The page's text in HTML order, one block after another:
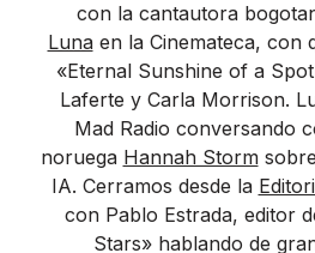
con la cantautora
Lunaen la Cinemateca, con
«Eternal Sunshine of a
Laferte y Carla Morrison.
Mad Radio conversando
noruega Hannah Storm
IA. Cerramos desde la
con Pablo Estrada, editor
Stars» hablando de